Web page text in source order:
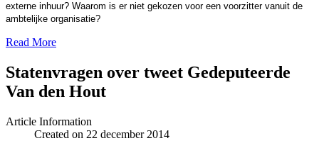
externe inhuur? Waarom is er niet gekozen voor een voorzitter vanuit de
ambtelijke organisatie?
Read More
Statenvragen over tweet Gedeputeerde
Van den Hout
Article Information
Created on 22 december 2014